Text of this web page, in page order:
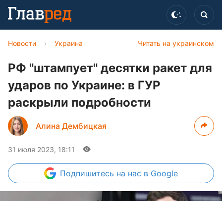
Читать на украинском
Новости › Украина
РФ "штампует" десятки ракет для
ударов по Украине: в ГУР
раскрыли подробности
Алина Дембицкая
31 июля 2023, 18:11
Подпишитесь на нас в Google